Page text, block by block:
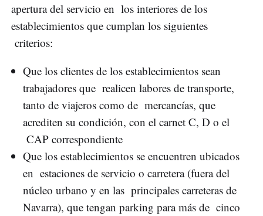
apertura del servicio en los interiores de los
establecimientos que cumplan los siguientes
criterios:
Que los clientes de los establecimientos sean
trabajadores que realicen labores de transporte,
tanto de viajeros como de mercancías, que
acrediten su condición, con el carnet C, D o el
CAP correspondiente
Que los establecimientos se encuentren ubicados
en estaciones de servicio o carretera (fuera del
núcleo urbano y en las principales carreteras de
Navarra), que tengan parking para más de cinco